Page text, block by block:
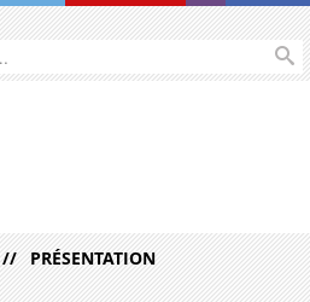
PRÉSENTATION